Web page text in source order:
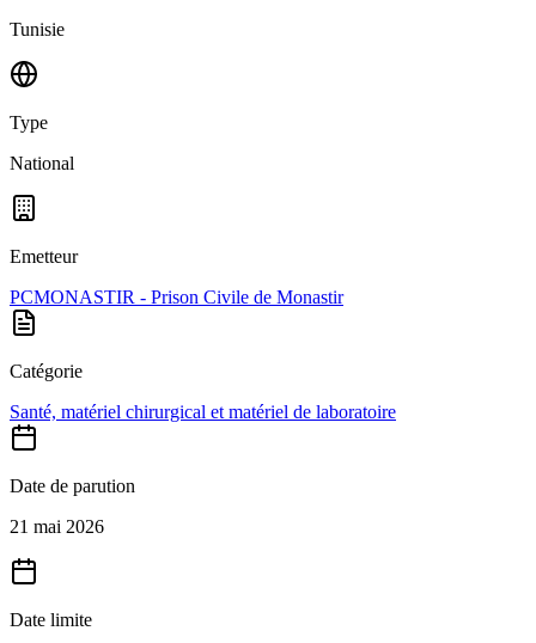
Tunisie
Type
National
Emetteur
PCMONASTIR - Prison Civile de Monastir
Catégorie
Santé, matériel chirurgical et matériel de laboratoire
Date de parution
21 mai 2026
Date limite